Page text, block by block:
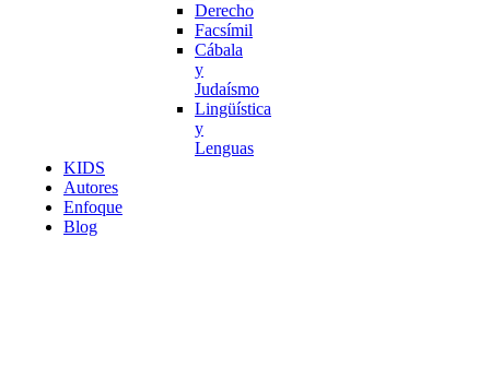
Derecho
Facsímil
Cábala
y
Judaísmo
Lingüística
y
Lenguas
KIDS
Autores
Enfoque
Blog